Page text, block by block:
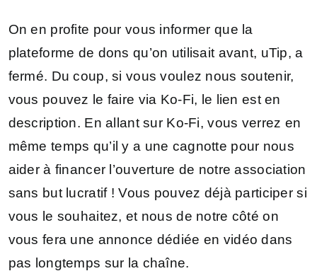
On en profite pour vous informer que la
plateforme de dons qu’on utilisait avant, uTip, a
fermé. Du coup, si vous voulez nous soutenir,
vous pouvez le faire via Ko-Fi, le lien est en
description. En allant sur Ko-Fi, vous verrez en
même temps qu’il y a une cagnotte pour nous
aider à financer l’ouverture de notre association
sans but lucratif ! Vous pouvez déjà participer si
vous le souhaitez, et nous de notre côté on
vous fera une annonce dédiée en vidéo dans
pas longtemps sur la chaîne.